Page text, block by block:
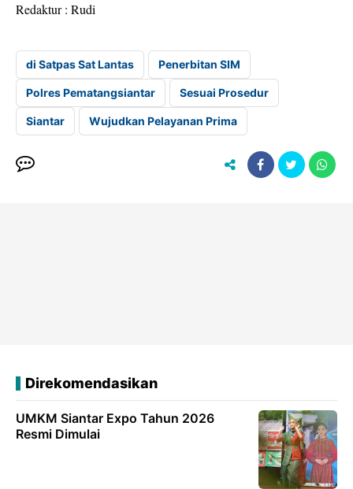
Redaktur : Rudi
di Satpas Sat Lantas Penerbitan SIM
Polres Pematangsiantar Sesuai Prosedur
Siantar Wujudkan Pelayanan Prima
Direkomendasikan
UMKM Siantar Expo Tahun 2026
Resmi Dimulai